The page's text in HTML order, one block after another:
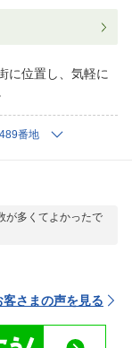
に位置し、気軽に
番地
が多くてよかったで
さまの声を見る